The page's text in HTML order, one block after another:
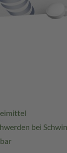
bei